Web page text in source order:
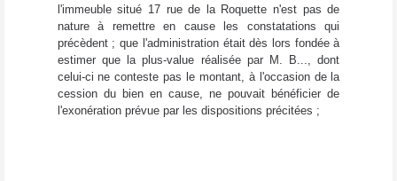
l'immeuble situé 17 rue de la Roquette n'est pas de
nature à remettre en cause les constatations qui
précèdent ; que l'administration était dès lors fondée à
estimer que la plus-value réalisée par M. B..., dont
celui-ci ne conteste pas le montant, à l'occasion de la
cession du bien en cause, ne pouvait bénéficier de
l'exonération prévue par les dispositions précitées ;